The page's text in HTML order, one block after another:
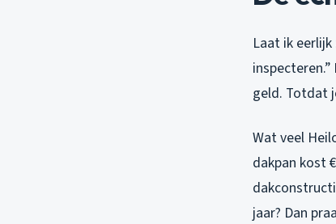
Laat ik
geld. Totdat
Wat veel
dakpan kost
jaar? Dan